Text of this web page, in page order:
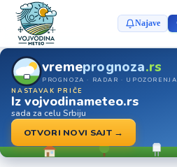
Najave
vremeprognoza.rs
PROGNOZA · RADAR · UPOZORENJA
NASTAVAK PRIČE
Iz vojvodinameteo.rs
sada za celu Srbiju
OTVORI NOVI SAJT →